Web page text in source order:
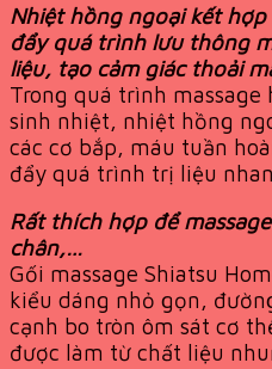
Nhiệt hồng ngoại kết hợp
đẩy quá trình lưu thông
liệu, tạo cảm giác thoải
Trong quá trình
sinh nhiệt, nhiệt hồng
các cơ bắp, máu tuần
đẩy quá trình trị liệu
Rất thích hợp để
chân,…
Gối massage Shiatsu
kiểu dáng nhỏ gọn,
cạnh bo tròn ôm sát cơ
được làm từ chất liệu